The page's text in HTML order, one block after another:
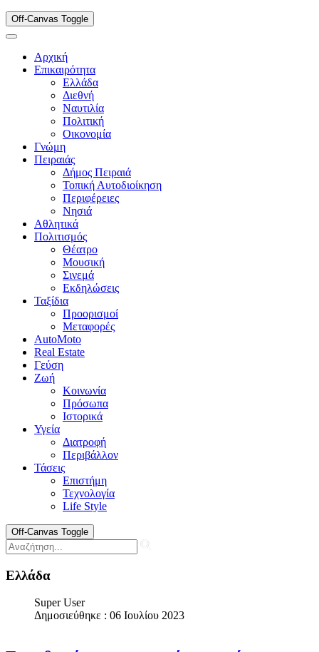
Off-Canvas Toggle
Αρχική
Επικαιρότητα
Ελλάδα
Διεθνή
Ναυτιλία
Πολιτική
Οικονομία
Γνώμη
Πειραιάς
Δήμος Πειραιά
Τοπική Αυτοδιοίκηση
Περιφέρειες
Νησιά
Αθλητικά
Πολιτισμός
Θέατρο
Μουσική
Σινεμά
Εκδηλώσεις
Ταξίδια
Προορισμοί
Μεταφορές
AutoMoto
Real Estate
Γεύση
Ζωή
Κοινωνία
Πρόσωπα
Ιστορικά
Υγεία
Διατροφή
Περιβάλλον
Τάσεις
Επιστήμη
Τεχνολογία
Life Style
Off-Canvas Toggle
Ελλάδα
Super User
Δημοσιεύθηκε : 06 Ιουλίου 2023